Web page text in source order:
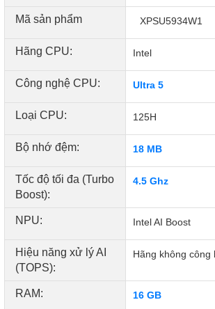
Màu sắc sống động, độ tương phản sắc
phong phú với công nghệ Dolby Vision
rỡ trên nền đen thực sự với màn hình
Công nghệ Eyesafe® giúp giảm ánh
làm giảm màu sắc
và Waves MaxxAudio.
Thiết kế bốn loa 8W , được điều chỉnh
thanh từng đoạt nhiều giải Grammy®
Mã sản phẩm XPSU5934W1
Hãng CPU: Intel
Công nghệ CPU: Ultra 5
Loại CPU: 125H
Bộ nhớ đệm: 18 MB
Tốc độ tối đa (Turbo
Boost):
4.5 Ghz
NPU: Intel AI Boost
Hiệu năng xử lý AI
(TOPS):
Hãng không công
RAM: 16 GB